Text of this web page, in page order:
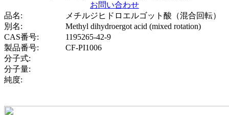
お問い合わせ
品名:
メチルジヒドロエルゴット酸（混合回転）
別名:
Methyl dihydroergot acid (mixed rotation)
CAS番号:
1195265-42-9
製品番号:
CF-PI1006
分子式:
分子量:
純度: